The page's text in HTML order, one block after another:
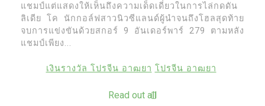
แชมป์แต่แสดงให้เห็นถึงความเด็ดเดี่ยวในการไล่กดดัน
ลิเดีย โค นักกอล์ฟสาวนิวซีแลนด์ผู้นำจนถึงโฮลสุดท้าย
จบการแข่งขันด้วยสกอร์ 9 อันเดอร์พาร์ 279 ตามหลัง
แชมป์เพียง...
เงินรางวัล โปรจีน อาฒยา โปรจีน อาฒยา
Read out all